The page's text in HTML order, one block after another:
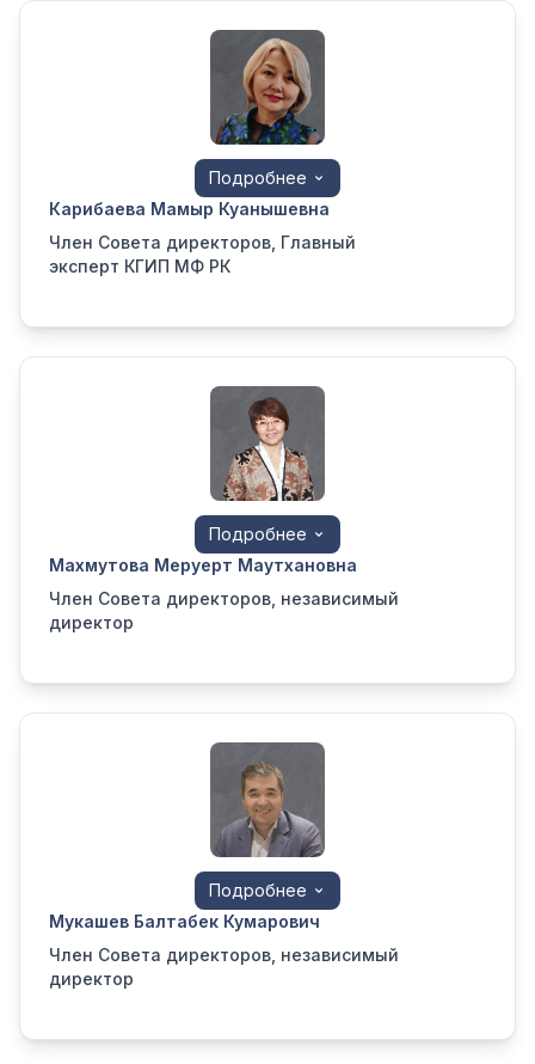
Подробнее
Карибаева Мамыр Куанышевна
Член Совета директоров, Главный
эксперт КГИП МФ РК
Подробнее
Махмутова Меруерт Маутхановна
Член Совета директоров, независимый
директор
Подробнее
Мукашев Балтабек Кумарович
Член Совета директоров, независимый
директор